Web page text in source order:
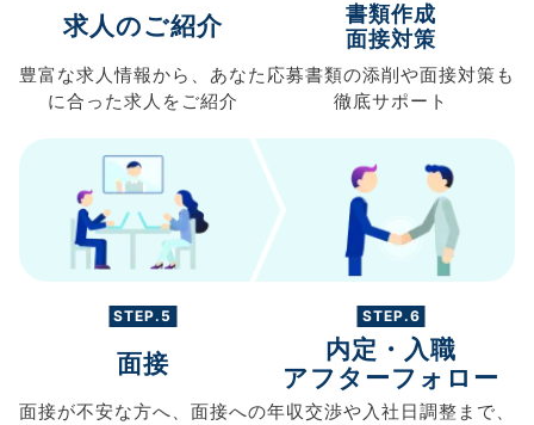
求人のご紹介
豊富な求人情報から、 あなた
に合った求人を ご紹介
書類作成
面接対策
応募書類の添削や面接対策も
徹底サポート
STEP.5
面接
面接が不安な方へ、 面接への
STEP.6
内定・入職
アフターフォロー
年収交渉や入社日調整まで、